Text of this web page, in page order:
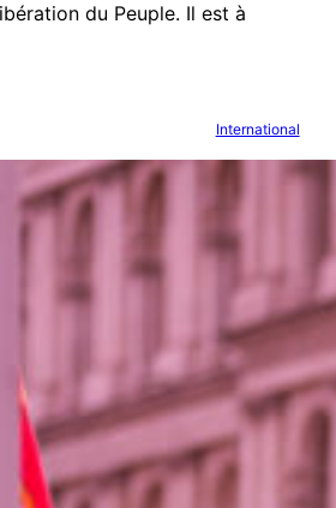
du Peuple. Il est à
International